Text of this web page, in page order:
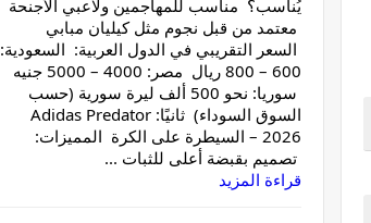
يُناسب؟ مناسب للمهاجمين ولاعبي الأجنحة
معتمد من قبل نجوم مثل كيليان مبابي
السعر التقريبي في الدول العربية: السعودية:
600 – 800 ريال مصر: 4000 – 5000 جنيه
سوريا: نحو 500 ألف ليرة سورية (حسب
السوق السوداء) ثانيًا: Adidas Predator
2026 – السيطرة على الكرة المميزات:
تصميم بقبضة أعلى للثبات ...
قراءة المزيد